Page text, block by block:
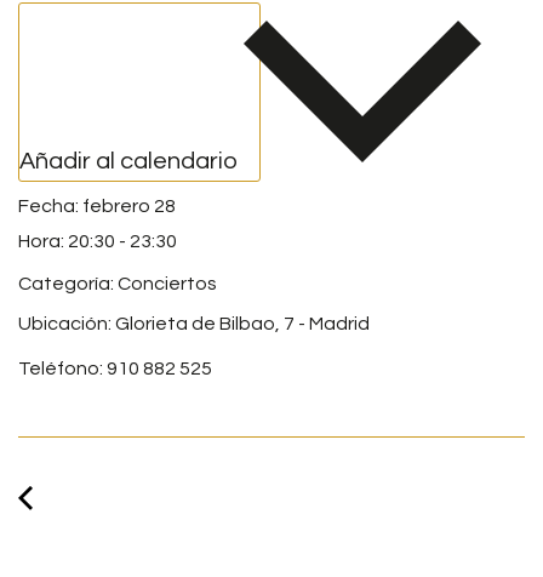
Añadir al calendario
febrero 28
20:30 - 23:30
Categoría: Conciertos
Ubicación: Glorieta de Bilbao, 7 - Madrid
Teléfono: 910 882 525